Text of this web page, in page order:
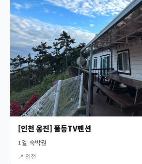
[인천 옹진] 풀등TV펜션
1일 숙박권
📍 인천